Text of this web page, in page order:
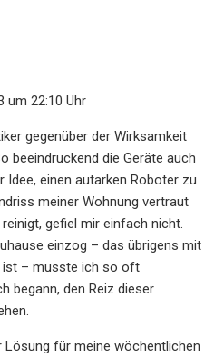
um 22:10 Uhr
gegenüber der Wirksamkeit
beeindruckend die Geräte auch
Idee, einen autarken Roboter zu
meiner Wohnung vertraut
gefiel mir einfach nicht.
einzog – das übrigens mit
– musste ich so oft
begann, den Reiz dieser
Lösung für meine wöchentlichen